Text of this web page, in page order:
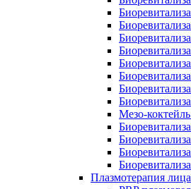
Мезо-
Плазмотерапия лица